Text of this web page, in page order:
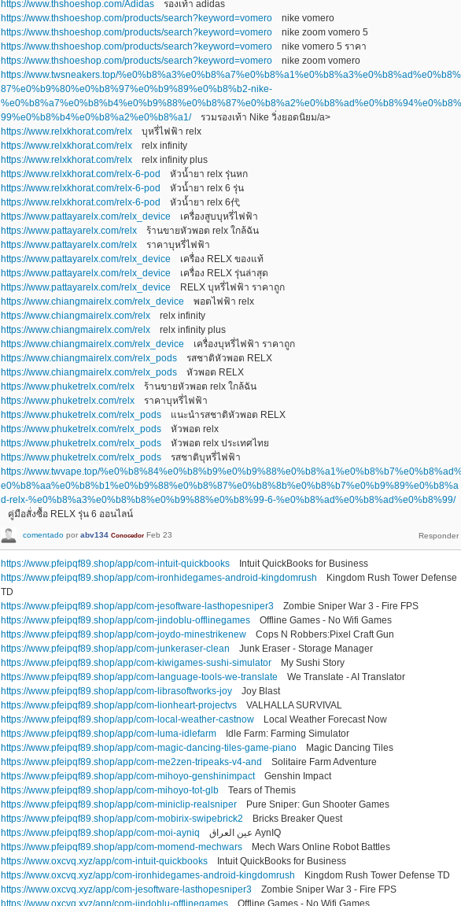
https://www.thshoeshop.com/Adidas รองเท้า adidas
https://www.thshoeshop.com/products/search?keyword=vomero nike vomero
https://www.thshoeshop.com/products/search?keyword=vomero nike zoom vomero 5
https://www.thshoeshop.com/products/search?keyword=vomero nike vomero 5 ราคา
https://www.thshoeshop.com/products/search?keyword=vomero nike zoom vomero
https://www.twsneakers.top/%e0%b8%a3%e0%b8%a7%e0%b8%a1%e0%b8%a3%e0%b8%ad%e0%b8%
87%e0%b9%80%e0%b8%97%e0%b9%89%e0%b8%b2-nike-
%e0%b8%a7%e0%b8%b4%e0%b9%88%e0%b8%87%e0%b8%a2%e0%b8%ad%e0%b8%94%e0%b8%
99%e0%b8%b4%e0%b8%a2%e0%b8%a1/รวมรองเท้า Nike วิ่งยอดนิยม/a>
https://www.relxkhorat.com/relx บุหรี่ไฟฟ้า relx
https://www.relxkhorat.com/relx relx infinity
https://www.relxkhorat.com/relx relx infinity plus
https://www.relxkhorat.com/relx-6-pod หัวน้ำยา relx รุ่นหก
https://www.relxkhorat.com/relx-6-pod หัวน้ำยา relx 6 รุ่น
https://www.relxkhorat.com/relx-6-pod หัวน้ำยา relx 6代
https://www.pattayarelx.com/relx_device เครื่องสูบบุหรี่ไฟฟ้า
https://www.pattayarelx.com/relx ร้านขายหัวพอต relx ใกล้ฉัน
https://www.pattayarelx.com/relx ราคาบุหรี่ไฟฟ้า
https://www.pattayarelx.com/relx_device เครื่อง RELX ของแท้
https://www.pattayarelx.com/relx_device เครื่อง RELX รุ่นล่าสุด
https://www.pattayarelx.com/relx_device RELX บุหรี่ไฟฟ้า ราคาถูก
https://www.chiangmairelx.com/relx_device พอตไฟฟ้า relx
https://www.chiangmairelx.com/relx relx infinity
https://www.chiangmairelx.com/relx relx infinity plus
https://www.chiangmairelx.com/relx_device เครื่องบุหรี่ไฟฟ้า ราคาถูก
https://www.chiangmairelx.com/relx_pods รสชาติหัวพอต RELX
https://www.chiangmairelx.com/relx_pods หัวพอต RELX
https://www.phuketrelx.com/relx ร้านขายหัวพอต relx ใกล้ฉัน
https://www.phuketrelx.com/relx ราคาบุหรี่ไฟฟ้า
https://www.phuketrelx.com/relx_pods แนะนำรสชาติหัวพอต RELX
https://www.phuketrelx.com/relx_pods หัวพอต relx
https://www.phuketrelx.com/relx_pods หัวพอต relx ประเทศไทย
https://www.phuketrelx.com/relx_pods รสชาติบุหรี่ไฟฟ้า
https://www.twvape.top/
e0%b8%aa%e0%b8%b1%e0%b9%88%e0%b8%87%e0%b8%8b%e0%b8%b7%e0%b9%89%e0%b8%a
d-relx-%e0%b8%a3%e0%b8%b8%e0%b9%88%e0%b8%99-6-%e0%b8%ad%e0%b8%ad%e0%b8%99/
คู่มือสั่งซื้อ RELX รุ่น 6 ออนไลน์
comentado por abv134 Conocedor Feb 23
https://www.pfeipqf89.shop/app/com-intuit-quickbooks Intuit QuickBooks for Business
https://www.pfeipqf89.shop/app/com-ironhidegames-android-kingdomrush Kingdom Rush Tower Defense
TD
https://www.pfeipqf89.shop/app/com-jesoftware-lasthopesniper3 Zombie Sniper War 3 - Fire FPS
https://www.pfeipqf89.shop/app/com-jindoblu-offlinegames Offline Games - No Wifi Games
https://www.pfeipqf89.shop/app/com-joydo-minestrikenew Cops N Robbers:Pixel Craft Gun
https://www.pfeipqf89.shop/app/com-junkeraser-clean Junk Eraser - Storage Manager
https://www.pfeipqf89.shop/app/com-kiwigames-sushi-simulator My Sushi Story
https://www.pfeipqf89.shop/app/com-language-tools-we-translate We Translate - AI Translator
https://www.pfeipqf89.shop/app/com-librasoftworks-joy Joy Blast
https://www.pfeipqf89.shop/app/com-lionheart-projectvs VALHALLA SURVIVAL
https://www.pfeipqf89.shop/app/com-local-weather-castnow Local Weather Forecast Now
https://www.pfeipqf89.shop/app/com-luma-idlefarm Idle Farm: Farming Simulator
https://www.pfeipqf89.shop/app/com-magic-dancing-tiles-game-piano Magic Dancing Tiles
https://www.pfeipqf89.shop/app/com-me2zen-tripeaks-v4-and Solitaire Farm Adventure
https://www.pfeipqf89.shop/app/com-mihoyo-genshinimpactGenshin Impact
https://www.pfeipqf89.shop/app/com-mihoyo-tot-glb Tears of Themis
https://www.pfeipqf89.shop/app/com-miniclip-realsniper Pure Sniper: Gun Shooter Games
https://www.pfeipqf89.shop/app/com-mobirix-swipebrick2 Bricks Breaker Quest
https://www.pfeipqf89.shop/app/com-moi-ayniq
عين العراق AynIQ
https://www.pfeipqf89.shop/app/com-momend-mechwars Mech Wars Online Robot Battles
https://www.oxcvq.xyz/app/com-intuit-quickbooks Intuit QuickBooks for Business
https://www.oxcvq.xyz/app/com-ironhidegames-android-kingdomrush Kingdom Rush Tower Defense TD
https://www.oxcvq.xyz/app/com-jesoftware-lasthopesniper3 Zombie Sniper War 3 - Fire FPS
https://www.oxcvq.xyz/app/com-jindoblu-offlinegames Offline Games - No Wifi Games